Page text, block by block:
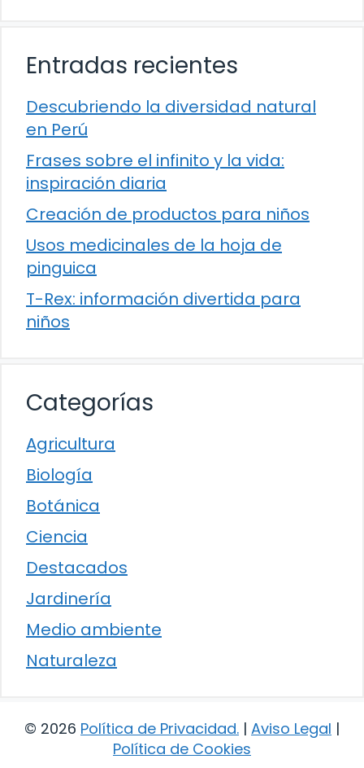
Entradas recientes
Descubriendo la diversidad natural
en Perú
Frases sobre el infinito y la vida:
inspiración diaria
Creación de productos para niños
Usos medicinales de la hoja de
pinguica
T-Rex: información divertida para
niños
Categorías
Agricultura
Biología
Botánica
Ciencia
Destacados
Jardinería
Medio ambiente
Naturaleza
© 2026 Política de Privacidad. | Aviso Legal |
Política de Cookies